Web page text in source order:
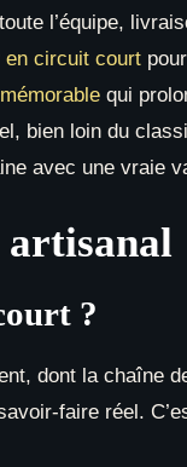
l’équipe,
en circuit court
qui
bien loin du
avec une vraie
artisanal
?
dont la chaîne
faire réel.